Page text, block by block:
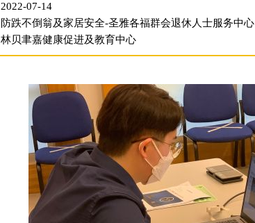
2022-07-14
防跌不倒翁及家居安全-圣雅各福群会退休人士服务中心
林贝聿嘉健康促进及教育中心